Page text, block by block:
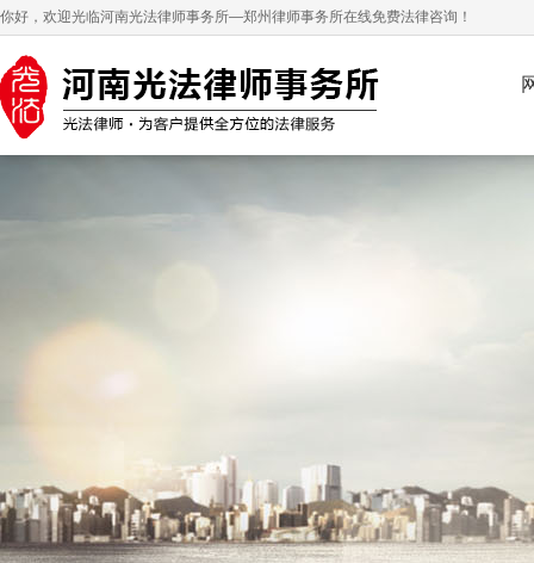
你好，欢迎光临河南光法律师事务所—郑州律师事务所在线免费法律咨询！